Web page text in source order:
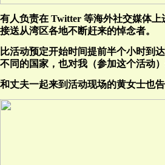
有人负责在 Twitter 等海外社交媒体
接送从湾区各地不断赶来的悼念者。
比活动预定开始时间提前半个小时到
不同的国家，也对我（参加这个活动
和丈夫一起来到活动现场的黄女士也